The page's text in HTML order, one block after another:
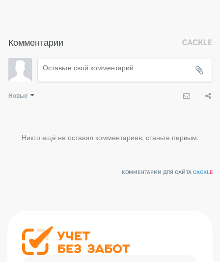
Комментарии
Новые
Никто ещё не оставил комментариев, станьте первым.
КОММЕНТАРИИ ДЛЯ САЙТАCACKLE